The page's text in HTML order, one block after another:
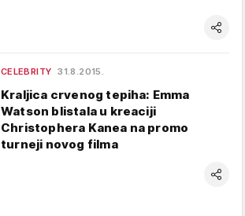
CELEBRITY 31.8.2015.
Kraljica crvenog tepiha: Emma
Watson blistala u kreaciji
Christophera Kanea na promo
turneji novog filma